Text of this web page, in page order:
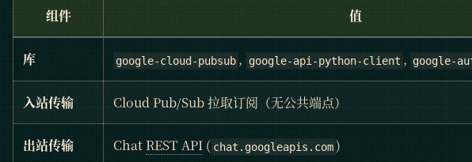
组件 值
库 google-cloud-pubsub , google-api-python-client , google-
入站传输 Cloud Pub/Sub 拉取订阅（无公共端点）
出站传输 ChatREST API ( chat.googleapis.com )